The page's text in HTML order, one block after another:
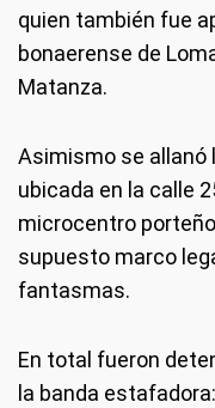
quien también fue
bonaerense de
Matanza.
Asimismo se allanó
ubicada en la calle
microcentro
supuesto marco
fantasmas.
En total fueron
la banda